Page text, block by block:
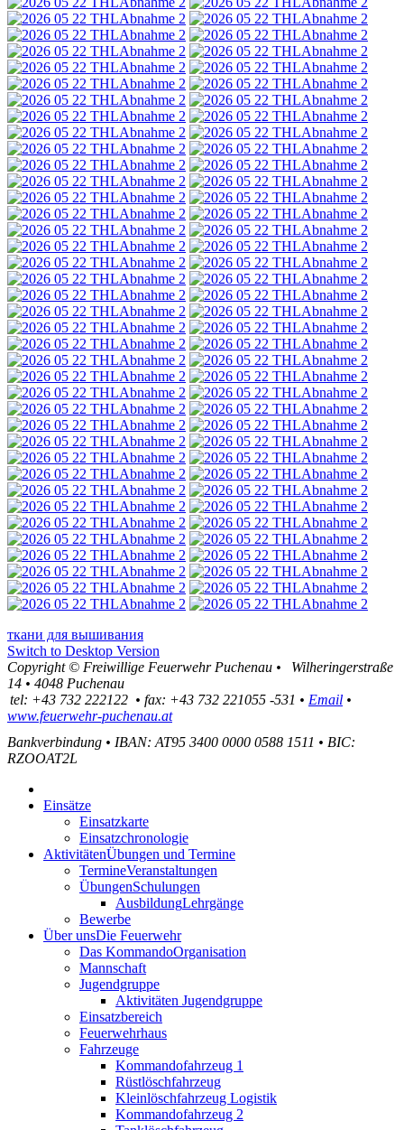
ткани для вышивания
Switch to Desktop Version
Copyright © Freiwillige Feuerwehr Puchenau •
Wilheringerstraße
14 • 4048 Puchenau
tel: +43 732 222122 • fax: +43 732 221055 -531 • Email •
www.feuerwehr-puchenau.at
Bankverbindung • IBAN: AT95 3400 0000 0588 1511 • BIC:
RZOOAT2L
Einsätze
Einsatzkarte
Einsatzchronologie
AktivitätenÜbungen und Termine
TermineVeranstaltungen
ÜbungenSchulungen
AusbildungLehrgänge
Bewerbe
Über unsDie Feuerwehr
Das KommandoOrganisation
Mannschaft
Jugendgruppe
Aktivitäten Jugendgruppe
Einsatzbereich
Feuerwehrhaus
Fahrzeuge
Kommandofahrzeug 1
Rüstlöschfahrzeug
Kleinlöschfahrzeug Logistik
Kommandofahrzeug 2